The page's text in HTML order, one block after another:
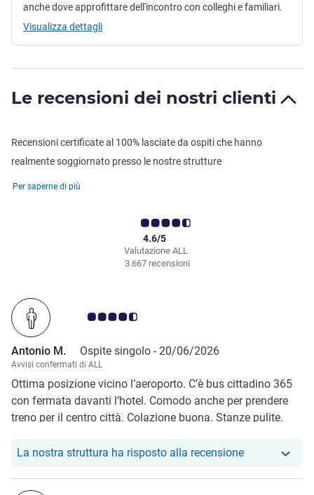
anche dove approfittare dell'incontro con colleghi e familiari.
Visualizza dettagli
Le recensioni dei nostri clienti
Recensioni certificate al 100% lasciate da ospiti che hanno
realmente soggiornato presso le nostre strutture
Per saperne di più
Valutazione ALL
4.6/5
3.667 recensioni
Giudizio clienti 4.5/5
Antonio M. Ospite singolo - 20/06/2026
Avvisi confermati di ALL
Ottima posizione vicino l’aeroporto. C’è bus cittadino 365
con fermata davanti l’hotel. Comodo anche per prendere
treno per il centro città. Colazione buona. Stanze pulite.
La nostra struttura ha risposto alla recensioneIl nostro hotel